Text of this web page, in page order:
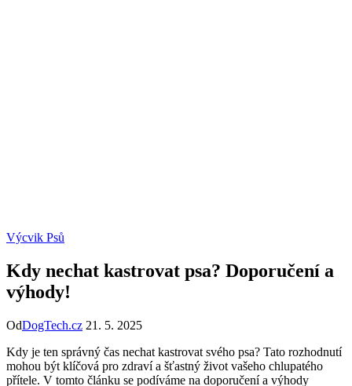
Výcvik Psů
Kdy nechat kastrovat psa? Doporučení a
výhody!
OdDogTech.cz 21. 5. 2025
Kdy je ten správný čas nechat kastrovat svého psa? Tato rozhodnutí
mohou být klíčová pro zdraví a šťastný život vašeho chlupatého
přítele. V tomto článku se podíváme na doporučení a výhody